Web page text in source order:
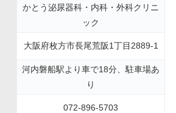
かとう泌尿器科・内科・外科クリニ
ック
大阪府枚方市長尾荒阪1丁目2889-1
河内磐船駅より車で18分、駐車場あ
り
072-896-5703